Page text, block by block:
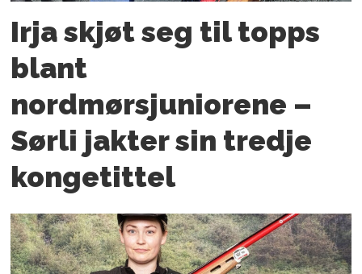
Irja skjøt seg til topps
blant
nordmørsjuniorene –
Sørli jakter sin tredje
kongetittel